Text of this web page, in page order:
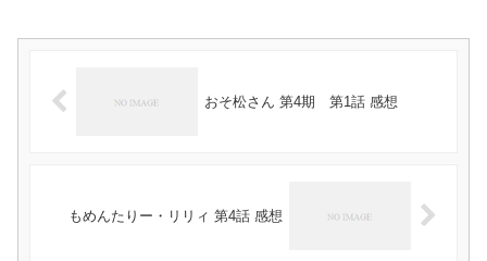
おそ松さん 第4期 第1話 感想
もめんたりー・リリィ 第4話 感想